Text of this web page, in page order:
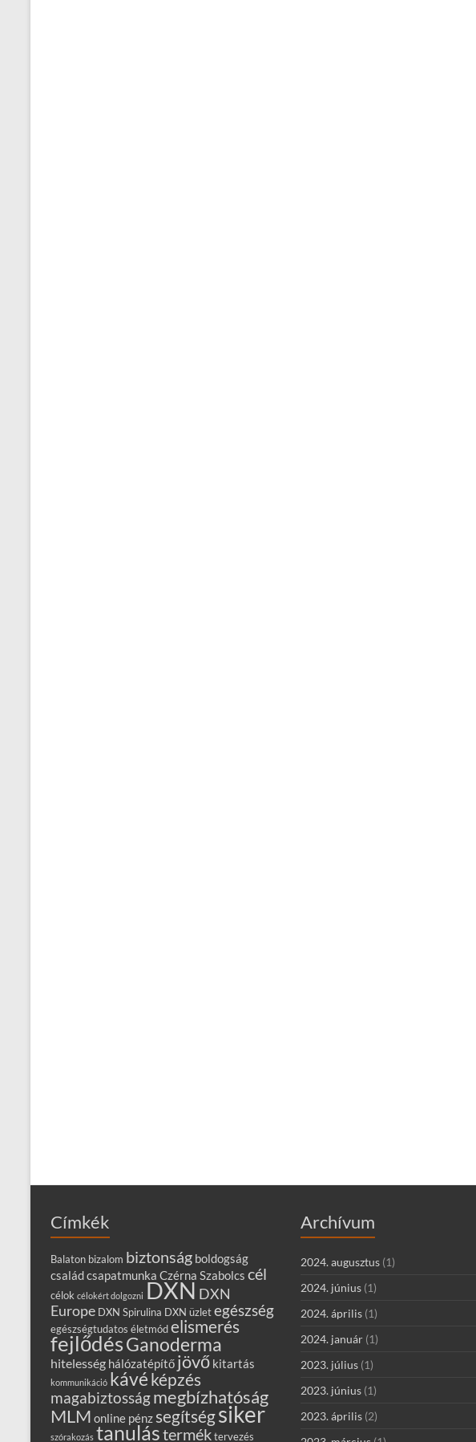
Címkék
Balaton bizalom biztonság boldogság
családcsapatmunka Czérna Szabolcs cél
célok célokért dolgozni DXN DXN
Europe DXN Spirulina DXN üzletegészség
egészségtudatos életmódelismerés
fejlődésGanoderma
hitelesség hálózatépítő jövő kitartás
kommunikáció kávé képzés
magabiztosságmegbízhatóság
MLM online pénz segítségsiker
szórakozás tanulásterméktervezés
Archívum
2024. augusztus (1)
2024. június (1)
2024. április (1)
2024. január (1)
2023. július (1)
2023. június (1)
2023. április (2)